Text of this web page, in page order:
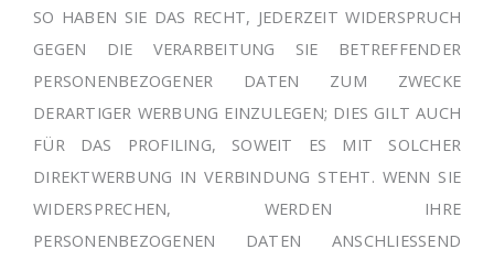
SO HABEN SIE DAS RECHT, JEDERZEIT WIDERSPRUCH
GEGEN DIE VERARBEITUNG SIE BETREFFENDER
PERSONENBEZOGENER DATEN ZUM ZWECKE
DERARTIGER WERBUNG EINZULEGEN; DIES GILT AUCH
FÜR DAS PROFILING, SOWEIT ES MIT SOLCHER
DIREKTWERBUNG IN VERBINDUNG STEHT. WENN SIE
WIDERSPRECHEN, WERDEN IHRE
PERSONENBEZOGENEN DATEN ANSCHLIESSEND